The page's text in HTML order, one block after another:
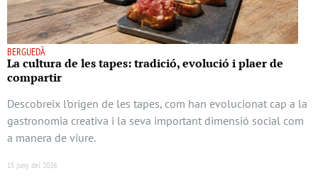
BERGUEDÀ
La cultura de les tapes: tradició, evolució i plaer de
compartir
Descobreix l’origen de les tapes, com han evolucionat cap a la
gastronomia creativa i la seva important dimensió social com
a manera de viure.
15 juny del 2026